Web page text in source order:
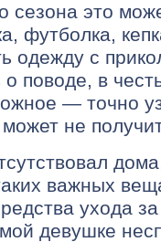
сезона это
футболка,
одежду с
поводе, в
— точно
не
важных
ухода
девушке